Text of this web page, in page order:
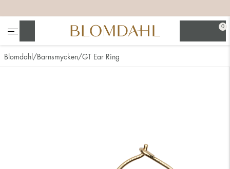
0
Blomdahl Barnsmycken GT Ear Ring